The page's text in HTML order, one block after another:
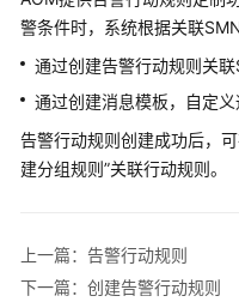
产
介
绍
计
快
警条件时，系统根据关联
通过创建告警行动规则关联
通过创建消息模板，自定义
告警行动规则创建成功后，
建分组规则”关联行动规则。
上一篇：告警行动规则
下一篇：创建告警行动规则